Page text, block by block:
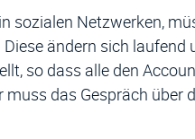
sozialen Netzwerken,
ändern sich laufend
so dass alle den
das Gespräch über